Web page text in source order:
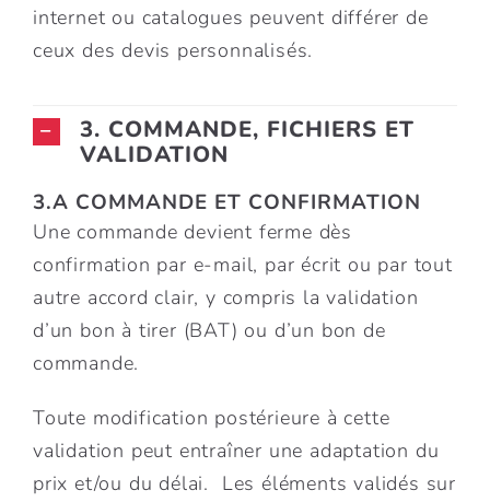
internet ou catalogues peuvent différer de
ceux des devis personnalisés.
3. COMMANDE, FICHIERS ET
VALIDATION
3.A COMMANDE ET CONFIRMATION
Une commande devient ferme dès
confirmation par e-mail, par écrit ou par tout
autre accord clair, y compris la validation
d’un bon à tirer (BAT) ou d’un bon de
commande.
Toute modification postérieure à cette
validation peut entraîner une adaptation du
prix et/ou du délai. Les éléments validés sur